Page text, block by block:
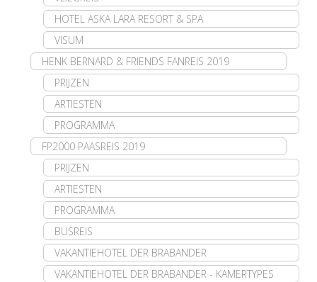
HOTEL ASKA LARA RESORT & SPA
VISUM
HENK BERNARD & FRIENDS FANREIS 2019
PRIJZEN
ARTIESTEN
PROGRAMMA
FP2000 PAASREIS 2019
PRIJZEN
ARTIESTEN
PROGRAMMA
BUSREIS
VAKANTIEHOTEL DER BRABANDER
VAKANTIEHOTEL DER BRABANDER - KAMERTYPES